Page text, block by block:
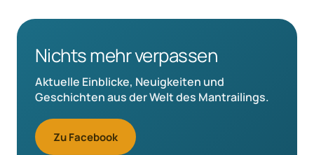
Nichts mehr verpassen
Aktuelle Einblicke, Neuigkeiten und
Geschichten aus der Welt des Mantrailings.
Zu Facebook